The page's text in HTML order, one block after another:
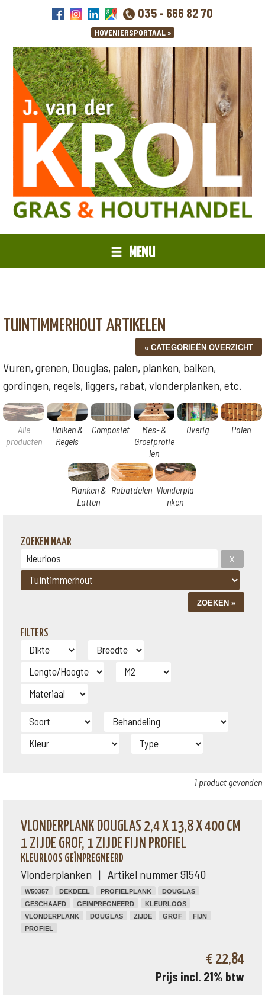
035 - 666 82 70
MENU
TUINTIMMERHOUT ARTIKELEN
Vuren, grenen, Douglas, palen, planken, balken,
gordingen, regels, liggers, rabat, vlonderplanken, etc.
Alle
producten
Balken &
Regels
Composiet
Mes- &
Groefprofie
len
Overig Palen
Planken &
Latten
Rabatdelen Vlonderpla
nken
ZOEKEN NAAR
FILTERS
1 product gevonden
VLONDERPLANK DOUGLAS 2,4 X 13,8 X 400 CM
1 ZIJDE GROF, 1 ZIJDE FIJN PROFIEL
KLEURLOOS GEÏMPREGNEERD
Vlonderplanken | Artikel nummer 91540
W50357 DEKDEEL PROFIELPLANK
DOUGLAS
GESCHAAFD
GEIMPREGNEERD
KLEURLOOS
VLONDERPLANK
DOUGLAS ZIJDE GROF
FIJN
PROFIEL
€ 22,84
Prijs incl. 21% btw